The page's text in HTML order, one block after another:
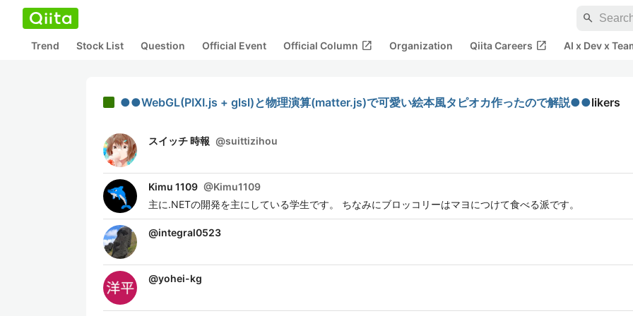
search
Trend Stock List Question Official Event Official Column open_in_new Organization Qiita Careers open_in_new AI x Dev x
●●WebGL(PIXI.js + glsl)と物理演算(matter.js)で可愛い絵本風タピオカ作ったので解説●●likers
スイッチ 時報 @suittizihou
Kimu 1109 @Kimu1109
主に.NETの開発を主にしている学生です。 ちなみにブロッコリーはマヨにつけて食べる派です。
@integral0523
@yohei-kg